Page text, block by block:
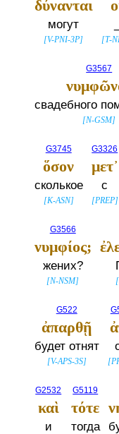
δύνανται
могут
[V-PNI-3P] [T-
G3567
свадебного
[N-GSM]
G3745
ὅσον
сколькое
[K-ASN]
G3326
μετ᾽
с
[PREP]
G3566
νυμφίος;
жених?
[N-NSM] [
G522
ἀπαρθῇ
будет отнят
[V-APS-3S] [
G2532
καὶ
и
G5119
τότε
тогда